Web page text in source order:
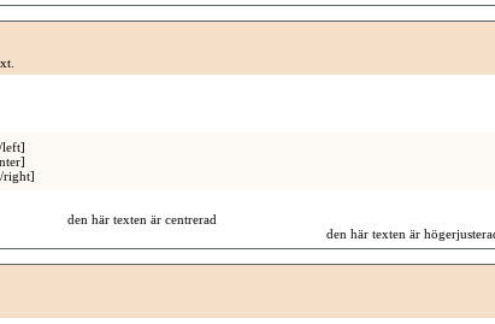
left]
right]
den här texten är centrerad
den här texten är